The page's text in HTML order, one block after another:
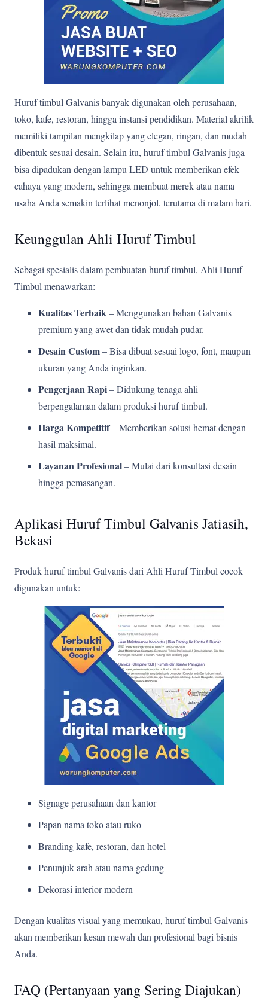
Huruf timbul Galvanis banyak digunakan oleh perusahaan,
toko, kafe, restoran, hingga instansi pendidikan. Material akrilik
memiliki tampilan mengkilap yang elegan, ringan, dan mudah
dibentuk sesuai desain. Selain itu, huruf timbul Galvanis juga
bisa dipadukan dengan lampu LED untuk memberikan efek
cahaya yang modern, sehingga membuat merek atau nama
usaha Anda semakin terlihat menonjol, terutama di malam hari.
Keunggulan Ahli Huruf Timbul
Sebagai spesialis dalam pembuatan huruf timbul, Ahli Huruf
Timbul menawarkan:
Kualitas Terbaik– Menggunakan bahan Galvanis
premium yang awet dan tidak mudah pudar.
Desain Custom– Bisa dibuat sesuai logo, font, maupun
ukuran yang Anda inginkan.
Pengerjaan Rapi– Didukung tenaga ahli
berpengalaman dalam produksi huruf timbul.
Harga Kompetitif– Memberikan solusi hemat dengan
hasil maksimal.
Layanan Profesional– Mulai dari konsultasi desain
hingga pemasangan.
Aplikasi Huruf Timbul Galvanis Jatiasih,
Bekasi
Produk huruf timbul Galvanis dari Ahli Huruf Timbul cocok
digunakan untuk:
Signage perusahaan dan kantor
Papan nama toko atau ruko
Branding kafe, restoran, dan hotel
Penunjuk arah atau nama gedung
Dekorasi interior modern
Dengan kualitas visual yang memukau, huruf timbul Galvanis
akan memberikan kesan mewah dan profesional bagi bisnis
Anda.
FAQ (Pertanyaan yang Sering Diajukan)